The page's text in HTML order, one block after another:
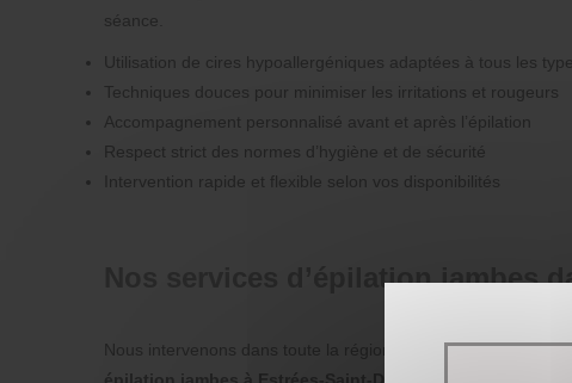
séance.
Utilisation de cires hypoallergéniques adaptées à tous les
Techniques douces pour minimiser les irritations et rougeurs
Accompagnement personnalisé avant et après l’épilation
Respect strict des normes d’hygiène et de sécurité
Intervention rapide et flexible selon vos disponibilités
Nos services d’épilation jambes
Nous intervenons dans toute la région de Compiègne et à